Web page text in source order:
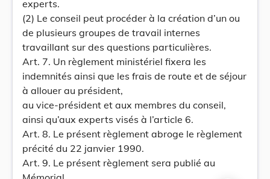
experts.
(2) Le conseil peut procéder à la création d’un ou
de plusieurs groupes de travail internes
travaillant sur des questions particulières.
Art. 7. Un règlement ministériel fixera les
indemnités ainsi que les frais de route et de séjour
à allouer au président,
au vice-président et aux membres du conseil,
ainsi qu’aux experts visés à l’article 6.
Art. 8. Le présent règlement abroge le règlement
précité du 22 janvier 1990.
Art. 9. Le présent règlement sera publié au